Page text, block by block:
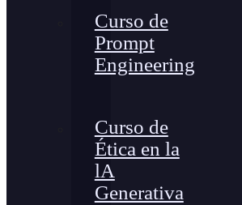
Curso de
Prompt
Engineering
Curso de
Ética en la
lA
Generativa